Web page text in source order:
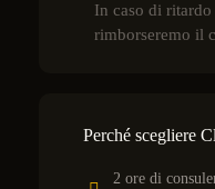
In caso di
rimborseremo il
Perché scegliere
2 ore di